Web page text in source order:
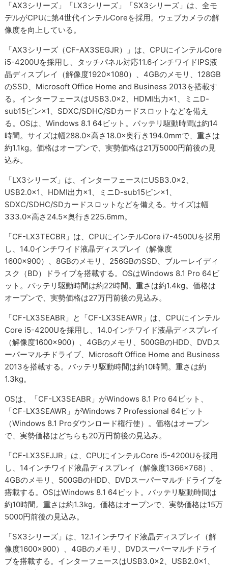
「AX3シリーズ」「LX3シリーズ」「SX3シリーズ」は、全モ
デルがCPUに第4世代インテルCoreを採用。ウェブカメラの解
像度を向上している。
「AX3シリーズ（CF-AX3SEGJR）」は、CPUにインテルCore
i5-4200Uを採用し、タッチパネル対応11.6インチワイドIPS液
晶ディスプレイ（解像度1920×1080）、4GBのメモリ、128GB
のSSD、Microsoft Office Home and Business 2013を搭載す
る。インターフェースはUSB3.0×2、HDMI出力×1、ミニD-
sub15ピン×1、SDXC/SDHC/SDカードスロットなどを備え
る。OSは、Windows 8.1 64ビット。バッテリ駆動時間は約14
時間。サイズは幅288.0×高さ18.0×奥行き194.0mmで、重さは
約1.1kg。価格はオープンで、実勢価格は21万5000円前後の見
込み。
「LX3シリーズ」は、インターフェースにUSB3.0×2、
USB2.0×1、HDMI出力×1、ミニD-sub15ピン×1、
SDXC/SDHC/SDカードスロットなどを備える。サイズは幅
333.0×高さ24.5×奥行き225.6mm。
「CF-LX3TECBR」は、CPUにインテルCore i7-4500Uを採用
し、14.0インチワイド液晶ディスプレイ（解像度
1600×900）、8GBのメモリ、256GBのSSD、ブルーレイディ
スク（BD）ドライブを搭載する。OSはWindows 8.1 Pro 64ビ
ット。バッテリ駆動時間は約22時間。重さは約1.4kg。価格は
オープンで、実勢価格は27万円前後の見込み。
「CF-LX3SEABR」と「CF-LX3SEAWR」は、CPUにインテル
Core i5-4200Uを採用し、14.0インチワイド液晶ディスプレイ
（解像度1600×900）、4GBのメモリ、500GBのHDD、DVDス
ーパーマルチドライブ、Microsoft Office Home and Business
2013を搭載する。バッテリ駆動時間は約10時間。重さは約
1.3kg。
OSは、「CF-LX3SEABR」がWindows 8.1 Pro 64ビット、
「CF-LX3SEAWR」がWindows 7 Professional 64ビット
（Windows 8.1 Proダウンロード権行使）。価格はオープン
で、実勢価格はどちらも20万円前後の見込み。
「CF-LX3SEJJR」は、CPUにインテルCore i5-4200Uを採用
し、14インチワイド液晶ディスプレイ（解像度1366×768）、
4GBのメモリ、500GBのHDD、DVDスーパーマルチドライブを
搭載する。OSはWindows 8.1 64ビット。バッテリ駆動時間は
約10時間。重さは約1.3kg。価格はオープンで、実勢価格は15万
5000円前後の見込み。
「SX3シリーズ」は、12.1インチワイド液晶ディスプレイ（解
像度1600×900）、4GBのメモリ、DVDスーパーマルチドライ
ブを搭載する。インターフェースはUSB3.0×2、USB2.0×1、